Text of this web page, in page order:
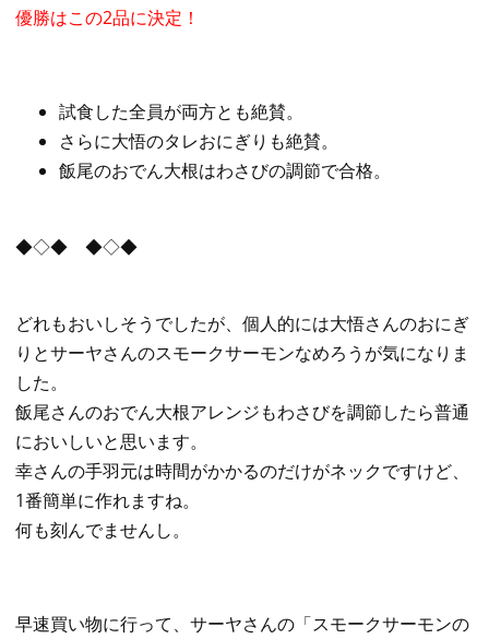
優勝はこの2品に決定！
試食した全員が両方とも絶賛。
さらに大悟のタレおにぎりも絶賛。
飯尾のおでん大根はわさびの調節で合格。
◆◇◆ ◆◇◆
どれもおいしそうでしたが、個人的には大悟さんのおにぎ
りとサーヤさんのスモークサーモンなめろうが気になりま
した。
飯尾さんのおでん大根アレンジもわさびを調節したら普通
においしいと思います。
幸さんの手羽元は時間がかかるのだけがネックですけど、
1番簡単に作れますね。
何も刻んでませんし。
早速買い物に行って、サーヤさんの「スモークサーモンの